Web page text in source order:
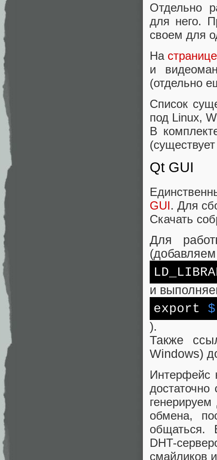
Отдельно
для него.
своем для
На
и
(отдельно
Список
под Linux,
В
Qt GUI
GUI. Для
Скачать
Для
и
export
).
Также
Windows)
Интерфейс
обмена,
общаться.
DHT-
смайликов